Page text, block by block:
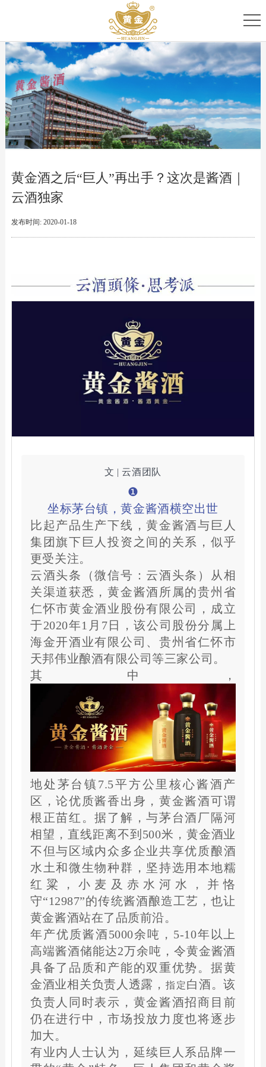
页
关
于
我
们
专
家
团
队
产
品
家
新
闻
服
黄金酒之后“巨人”再出手？这次是酱酒｜
云酒独家
发布时间: 2020-01-18
文 | 云酒团队
❶
坐标茅台镇，黄金酱酒横空出世
比起产品生产下线，黄金酱酒与巨人
集团旗下巨人投资之间的关系，似乎
更受关注。
云酒头条（微信号：云酒头条）从相
关渠道获悉，黄金酱酒所属的贵州省
仁怀市黄金酒业股份有限公司，成立
于2020年1月7日，该公司股份分属上
海金开酒业有限公司、贵州省仁怀市
天邦伟业酿酒有限公司等三家公司。
其中，
地处茅台镇7.5平方公里核心酱酒产
区，论优质酱香出身，黄金酱酒可谓
根正苗红。据了解，与茅台酒厂隔河
相望，直线距离不到500米，黄金酒业
不但与区域内众多企业共享优质酿酒
水土和微生物种群，坚持选用本地糯
红粱，小麦及赤水河水，并恪
守“12987”的传统酱酒酿造工艺，也让
黄金酱酒站在了品质前沿。
年产优质酱酒5000余吨，5-10年以上
高端酱酒储能达2万余吨，令黄金酱酒
具备了品质和产能的双重优势。据黄
金酒业相关负责人透露， 指定白酒。该
负责人同时表示，黄金酱酒招商目前
仍在进行中，市场投放力度也将逐步
加大。
有业内人士认为，延续巨人系品牌一